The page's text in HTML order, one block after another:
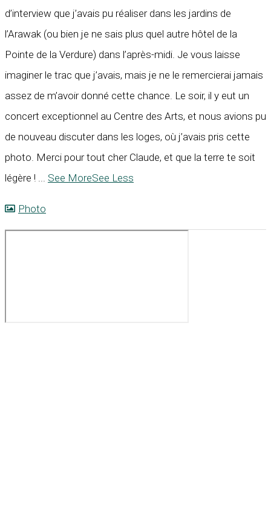
d’interview que j’avais pu réaliser dans les jardins de
l’Arawak (ou bien je ne sais plus quel autre hôtel de la
Pointe de la Verdure) dans l’après-midi. Je vous laisse
imaginer le trac que j’avais, mais je ne le remercierai jamais
assez de m’avoir donné cette chance. Le soir, il y eut un
concert exceptionnel au Centre des Arts, et nous avions pu
de nouveau discuter dans les loges, où j’avais pris cette
photo. Merci pour tout cher Claude, et que la terre te soit
légère ! ... See MoreSee Less
Photo